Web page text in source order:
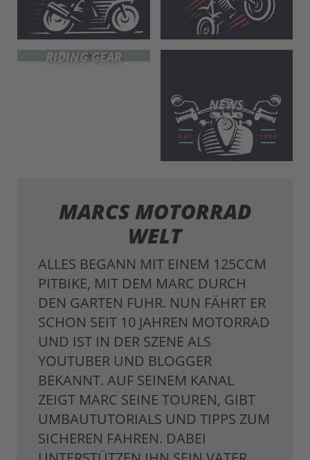
RIDING GEAR
NEWS
MARCS MOTORRAD
WELT
ALLES BEGANN MIT EINEM 125CCM
PITBIKE, MIT DEM MARC DURCH
DEN GARTEN FUHR. NUN FÄHRT ER
SCHON SEIT 10 JAHREN MOTORRAD
UND IST IN DER SZENE ALS
YOUTUBER UND BLOGGER
BEKANNT. AUF SEINEM KANAL
ZEIGT MARC SEINE TOUREN, GIBT
UMBAUTUTORIALS UND TIPPS ZUM
SICHEREN FAHREN. DABEI